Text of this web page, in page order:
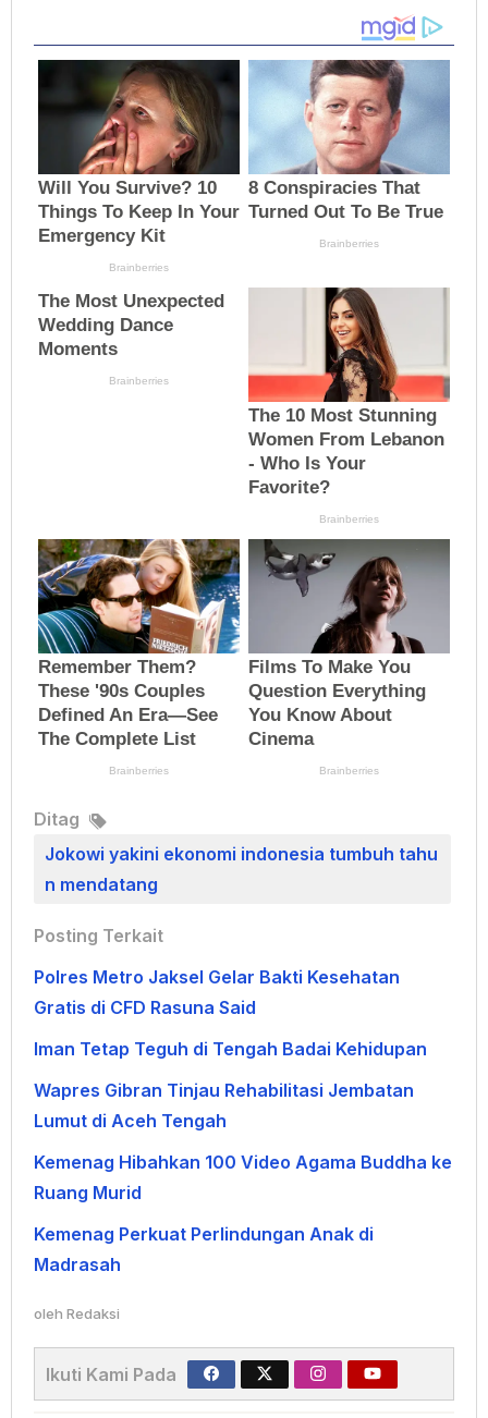
Ditag
Jokowi yakini ekonomi indonesia tumbuh tahu
n mendatang
Posting Terkait
Polres Metro Jaksel Gelar Bakti Kesehatan
Gratis di CFD Rasuna Said
Iman Tetap Teguh di Tengah Badai Kehidupan
Wapres Gibran Tinjau Rehabilitasi Jembatan
Lumut di Aceh Tengah
Kemenag Hibahkan 100 Video Agama Buddha ke
Ruang Murid
Kemenag Perkuat Perlindungan Anak di
Madrasah
oleh Redaksi
Ikuti Kami Pada